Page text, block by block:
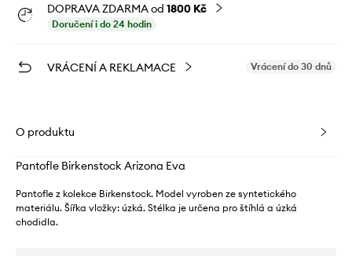
DOPRAVA ZDARMA od 1800 Kč
Doručení i do 24 hodin
VRÁCENÍ A REKLAMACE Vrácení do 30 dnů
O produktu
Pantofle Birkenstock Arizona Eva
Pantofle z kolekce Birkenstock. Model vyroben ze syntetického
materiálu. Šířka vložky: úzká. Stélka je určena pro štíhlá a úzká
chodidla.